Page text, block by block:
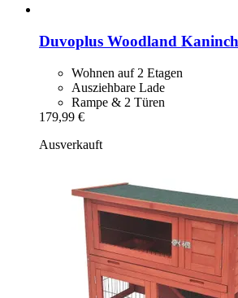
Duvoplus Woodland
Wohnen auf 2 Etagen
Ausziehbare Lade
Rampe & 2 Türen
179,99 €
Ausverkauft